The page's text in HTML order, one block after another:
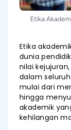
Etika
Etika
dunia
nilai
dalam
mulai dari
hingga
akademik
kehilangan